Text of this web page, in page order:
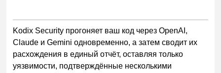
Kodix Security прогоняет ваш код через OpenAI,
Claude и Gemini одновременно, а затем сводит их
расхождения в единый отчёт, оставляя только
уязвимости, подтверждённые несколькими